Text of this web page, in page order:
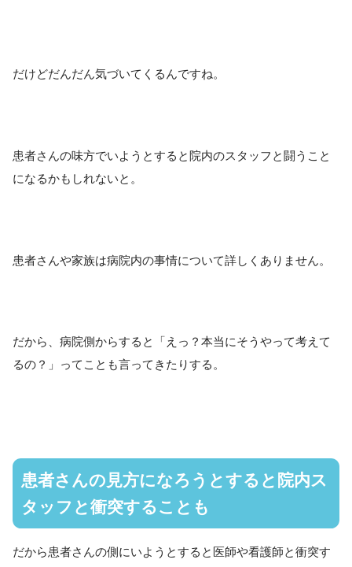
だけどだんだん気づいてくるんですね。
患者さんの味方でいようとすると院内のスタッフと闘うこと
になるかもしれないと。
患者さんや家族は病院内の事情について詳しくありません。
だから、病院側からすると「えっ？本当にそうやって考えて
るの？」ってことも言ってきたりする。
患者さんの見方になろうとすると院内ス
タッフと衝突することも
だから患者さんの側にいようとすると医師や看護師と衝突す